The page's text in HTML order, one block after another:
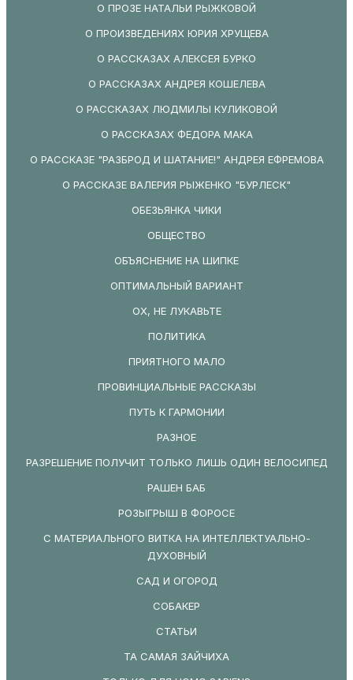
О ПРОЗЕ НАТАЛЬИ РЫЖКОВОЙ
О ПРОИЗВЕДЕНИЯХ ЮРИЯ ХРУЩЕВА
О РАССКАЗАХ АЛЕКСЕЯ БУРКО
О РАССКАЗАХ АНДРЕЯ КОШЕЛЕВА
О РАССКАЗАХ ЛЮДМИЛЫ КУЛИКОВОЙ
О РАССКАЗАХ ФЕДОРА МАКА
О РАССКАЗЕ "РАЗБРОД И ШАТАНИЕ!" АНДРЕЯ ЕФРЕМОВА
О РАССКАЗЕ ВАЛЕРИЯ РЫЖЕНКО "БУРЛЕСК"
ОБЕЗЬЯНКА ЧИКИ
ОБЩЕСТВО
ОБЪЯСНЕНИЕ НА ШИПКЕ
ОПТИМАЛЬНЫЙ ВАРИАНТ
ОХ, НЕ ЛУКАВЬТЕ
ПОЛИТИКА
ПРИЯТНОГО МАЛО
ПРОВИНЦИАЛЬНЫЕ РАССКАЗЫ
ПУТЬ К ГАРМОНИИ
РАЗНОЕ
РАЗРЕШЕНИЕ ПОЛУЧИТ ТОЛЬКО ЛИШЬ ОДИН ВЕЛОСИПЕД
РАШЕН БАБ
РОЗЫГРЫШ В ФОРОСЕ
С МАТЕРИАЛЬНОГО ВИТКА НА ИНТЕЛЛЕКТУАЛЬНО-
ДУХОВНЫЙ
САД И ОГОРОД
СОБАКЕР
СТАТЬИ
ТА САМАЯ ЗАЙЧИХА